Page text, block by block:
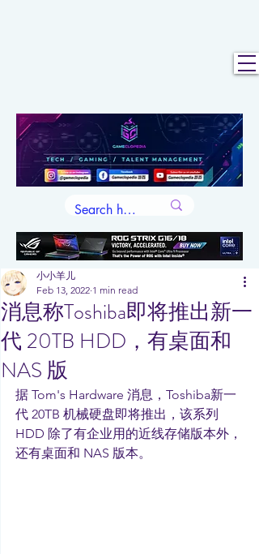
消息称Toshiba即将推出新一
代 20TB HDD，有桌面和
NAS 版
小小羊儿
Feb 13, 2022 1 min read
据 Tom's Hardware 消息，Toshiba新一
代 20TB 机械硬盘即将推出，该系列
HDD 除了有企业用的近线存储版本外，
还有桌面和 NAS 版本。